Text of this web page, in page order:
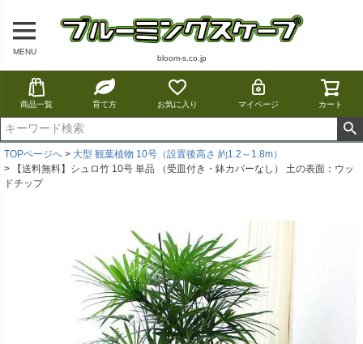
MENU
bloom-s.co.jp
商品一覧 育て方 お気に入り マイページ カート
TOPページへ
大型 観葉植物 10号（設置後高さ 約1.2～1.8m）
【送料無料】シュロ竹 10号 単品 （受皿付き・鉢カバーなし） 土の表面：ウッ
ドチップ